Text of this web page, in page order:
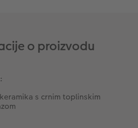
o proizvodu
s crnim toplinskim